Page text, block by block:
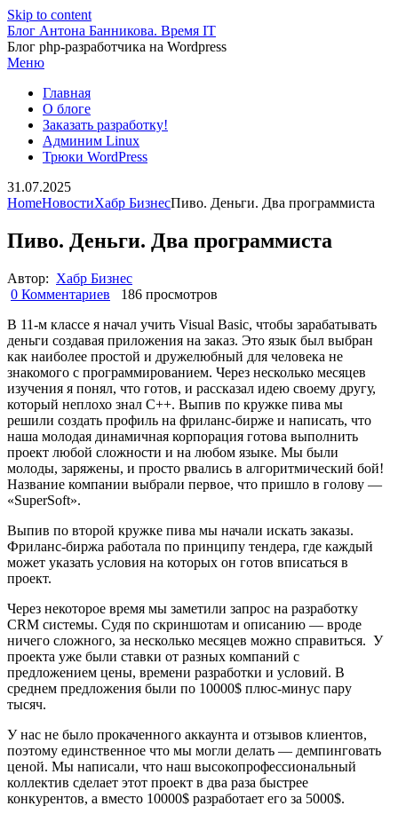
Skip to content
Блог Антона Банникова. Время IT
Блог php-разработчика на Wordpress
Меню
Главная
О блоге
Заказать разработку!
Админим Linux
Трюки WordPress
31.07.2025
HomeНовостиХабр БизнесПиво. Деньги. Два программиста
Пиво. Деньги. Два программиста
Автор: Хабр Бизнес
0 Комментариев
186 просмотров
В 11-м классе я начал учить Visual Basic, чтобы зарабатывать
деньги создавая приложения на заказ. Это язык был выбран
как наиболее простой и дружелюбный для человека не
знакомого с программированием. Через несколько месяцев
изучения я понял, что готов, и рассказал идею своему другу,
который неплохо знал C++. Выпив по кружке пива мы
решили создать профиль на фриланс-бирже и написать, что
наша молодая динамичная корпорация готова выполнить
проект любой сложности и на любом языке. Мы были
молоды, заряжены, и просто рвались в алгоритмический бой!
Название компании выбрали первое, что пришло в голову —
«SuperSoft».
Выпив по второй кружке пива мы начали искать заказы.
Фриланс-биржа работала по принципу тендера, где каждый
может указать условия на которых он готов вписаться в
проект.
Через некоторое время мы заметили запрос на разработку
CRM системы. Судя по скриншотам и описанию — вроде
ничего сложного, за несколько месяцев можно справиться. У
проекта уже были ставки от разных компаний с
предложением цены, времени разработки и условий. В
среднем предложения были по 10000$ плюс-минус пару
тысяч.
У нас не было прокаченного аккаунта и отзывов клиентов,
поэтому единственное что мы могли делать — демпинговать
ценой. Мы написали, что наш высокопрофессиональный
коллектив сделает этот проект в два раза быстрее
конкурентов, а вместо 10000$ разработает его за 5000$.